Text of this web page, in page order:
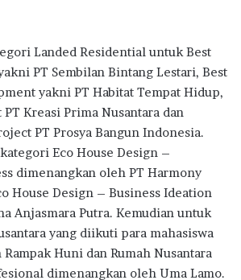
Landed Residential untuk Best
PT Sembilan Bintang Lestari, Best
yakni PT Habitat Tempat Hidup,
Kreasi Prima Nusantara dan
PT Prosya Bangun Indonesia.
Eco House Design –
dimenangkan oleh PT Harmony
House Design – Business Ideation
Anjasmara Putra. Kemudian untuk
yang diikuti para mahasiswa
Huni dan Rumah Nusantara
dimenangkan oleh Uma Lamo.